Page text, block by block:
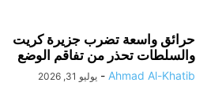
حرائق واسعة تضرب جزيرة كريت
والسلطات تحذر من تفاقم الوضع
Ahmad Al-Khatib
- يوليو 31, 2026